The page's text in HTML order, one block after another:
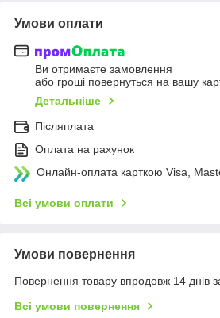
Умови оплати
Ви отримаєте замовлення
або гроші повернуться на вашу
Детальніше
Післяплата
Оплата на рахунок
Онлайн-оплата карткою Visa,
Всі умови оплати
Умови повернення
Повернення товару впродовж 14 днів
Всі умови повернення